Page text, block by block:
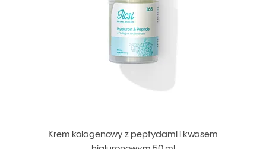
Krem kolagenowy z peptydami i kwasem